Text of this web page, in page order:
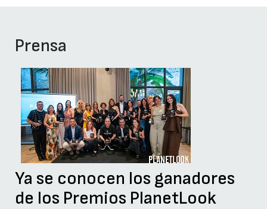
Prensa
Ya se conocen los ganadores
de los Premios PlanetLook